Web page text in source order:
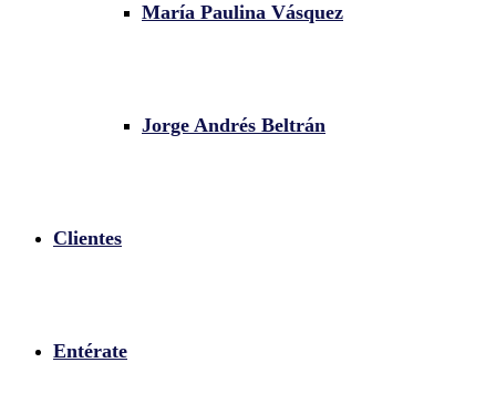
María Paulina Vásquez
Jorge Andrés Beltrán
Clientes
Entérate